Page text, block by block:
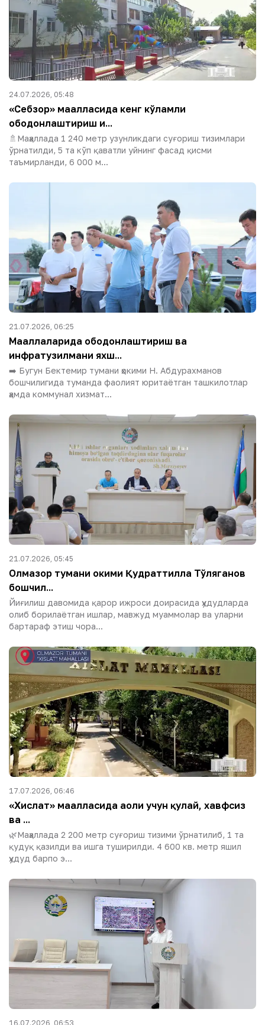
24.07.2026, 05:48
«Себзор» маҳалласида кенг кўламли
ободонлаштириш и...
🚿Маҳаллада 1 240 метр узунликдаги суғориш тизимлари
ўрнатилди, 5 та кўп қаватли уйнинг фасад қисми
таъмирланди, 6 000 м...
21.07.2026, 06:25
Маҳаллаларида ободонлаштириш ва
инфратузилмани яхш...
➡️ Бугун Бектемир тумани ҳокими Н. Абдурахманов
бошчилигида туманда фаолият юритаётган ташкилотлар
ҳамда коммунал хизмат...
21.07.2026, 05:45
Олмазор тумани ҳокими Қудраттилла Тўляганов
бошчил...
Йиғилиш давомида қарор ижроси доирасида ҳудудларда
олиб борилаётган ишлар, мавжуд муаммолар ва уларни
бартараф этиш чора...
17.07.2026, 06:46
«Хислат» маҳалласида аҳоли учун қулай, хавфсиз
ва ...
🌿Маҳаллада 2 200 метр суғориш тизими ўрнатилиб, 1 та
қудуқ қазилди ва ишга туширилди. 4 600 кв. метр яшил
ҳудуд барпо э...
16.07.2026, 06:53